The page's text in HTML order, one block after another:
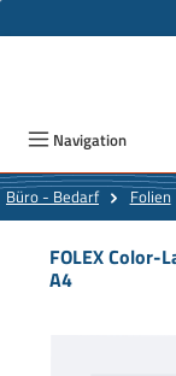
Navigation
Büro - Bedarf Folien
FOLEX Color-
A4